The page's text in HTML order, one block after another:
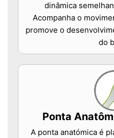
dinâmica
Acompanha o
promove o
do
Ponta
A ponta anatómica é